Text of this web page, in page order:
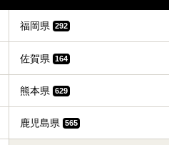
福岡県 292
佐賀県 164
熊本県 629
鹿児島県 565